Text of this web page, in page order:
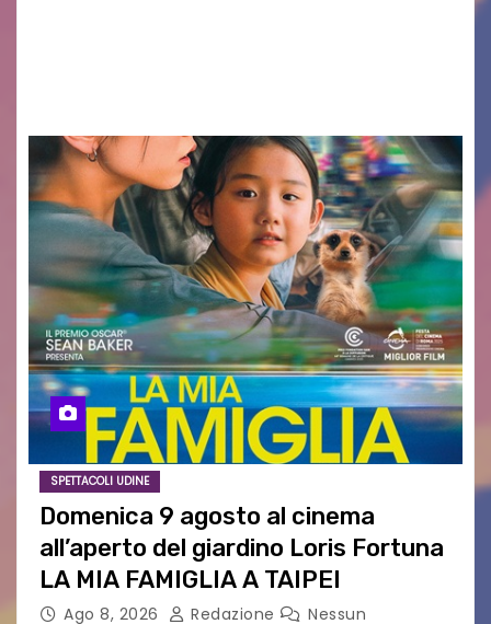
SPETTACOLI UDINE
Domenica 9 agosto al cinema
all’aperto del giardino Loris Fortuna
LA MIA FAMIGLIA A TAIPEI
Ago 8, 2026 Redazione Nessun